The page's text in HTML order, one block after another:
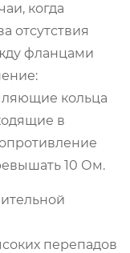
когда
отсутствия
фланцами
кольца
в
10 Ом.
перепадов